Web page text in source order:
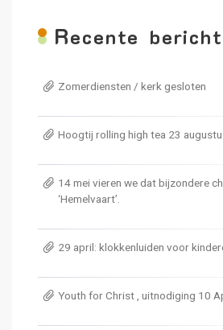
Recente
Zomerdiensten / kerk gesloten
Hoogtij rolling high tea 23
14 mei vieren we dat bijzondere
‘Hemelvaart’.
29 april: klokkenluiden voor
Youth for Christ , uitnodiging 10